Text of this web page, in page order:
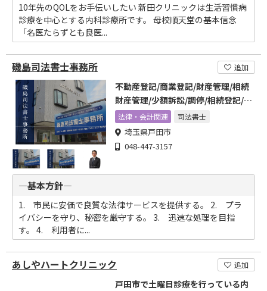
10年先のQOLをお手伝いしたい 新田クリニックは生活習慣病
診療を中心とする内科診療所です。 母校順天堂の基本信念
「名医たらずとも良医...
磯島司法書士事務所 追加
不動産登記/商業登記/財産管理/相続
財産管理/少額訴訟/調停/相続登記/遺
言/成年後見制度
法律・会計関連 司法書士
埼玉県戸田市
048-447-3157
―基本方針―
1. 市民に安価で良質な法律サービスを提供する。 2. プラ
イバシーを守り、秘密を厳守する。 3. 迅速な処理を目指
す。 4. 利用者に...
あしやハートクリニック 追加
戸田市で土曜日診療を行っている内